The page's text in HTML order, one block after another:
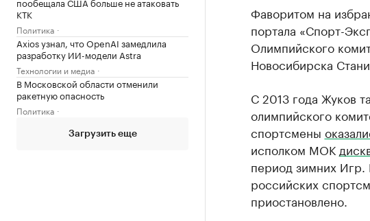
КТК
Политика
Axios узнал, что OpenAI замедлила
разработку ИИ-модели Astra
Технологии и медиа
В Московской области отменили
ракетную опасность
Политика
Загрузить еще
Фаворитом на
портала «Спорт-
Олимпийского
Новосибирска
С 2013 года Жуков
олимпийского
спортсмены
исполком МОК
период зимних Игр.
российских
приостановлено.